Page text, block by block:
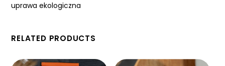
uprawa ekologiczna
RELATED PRODUCTS